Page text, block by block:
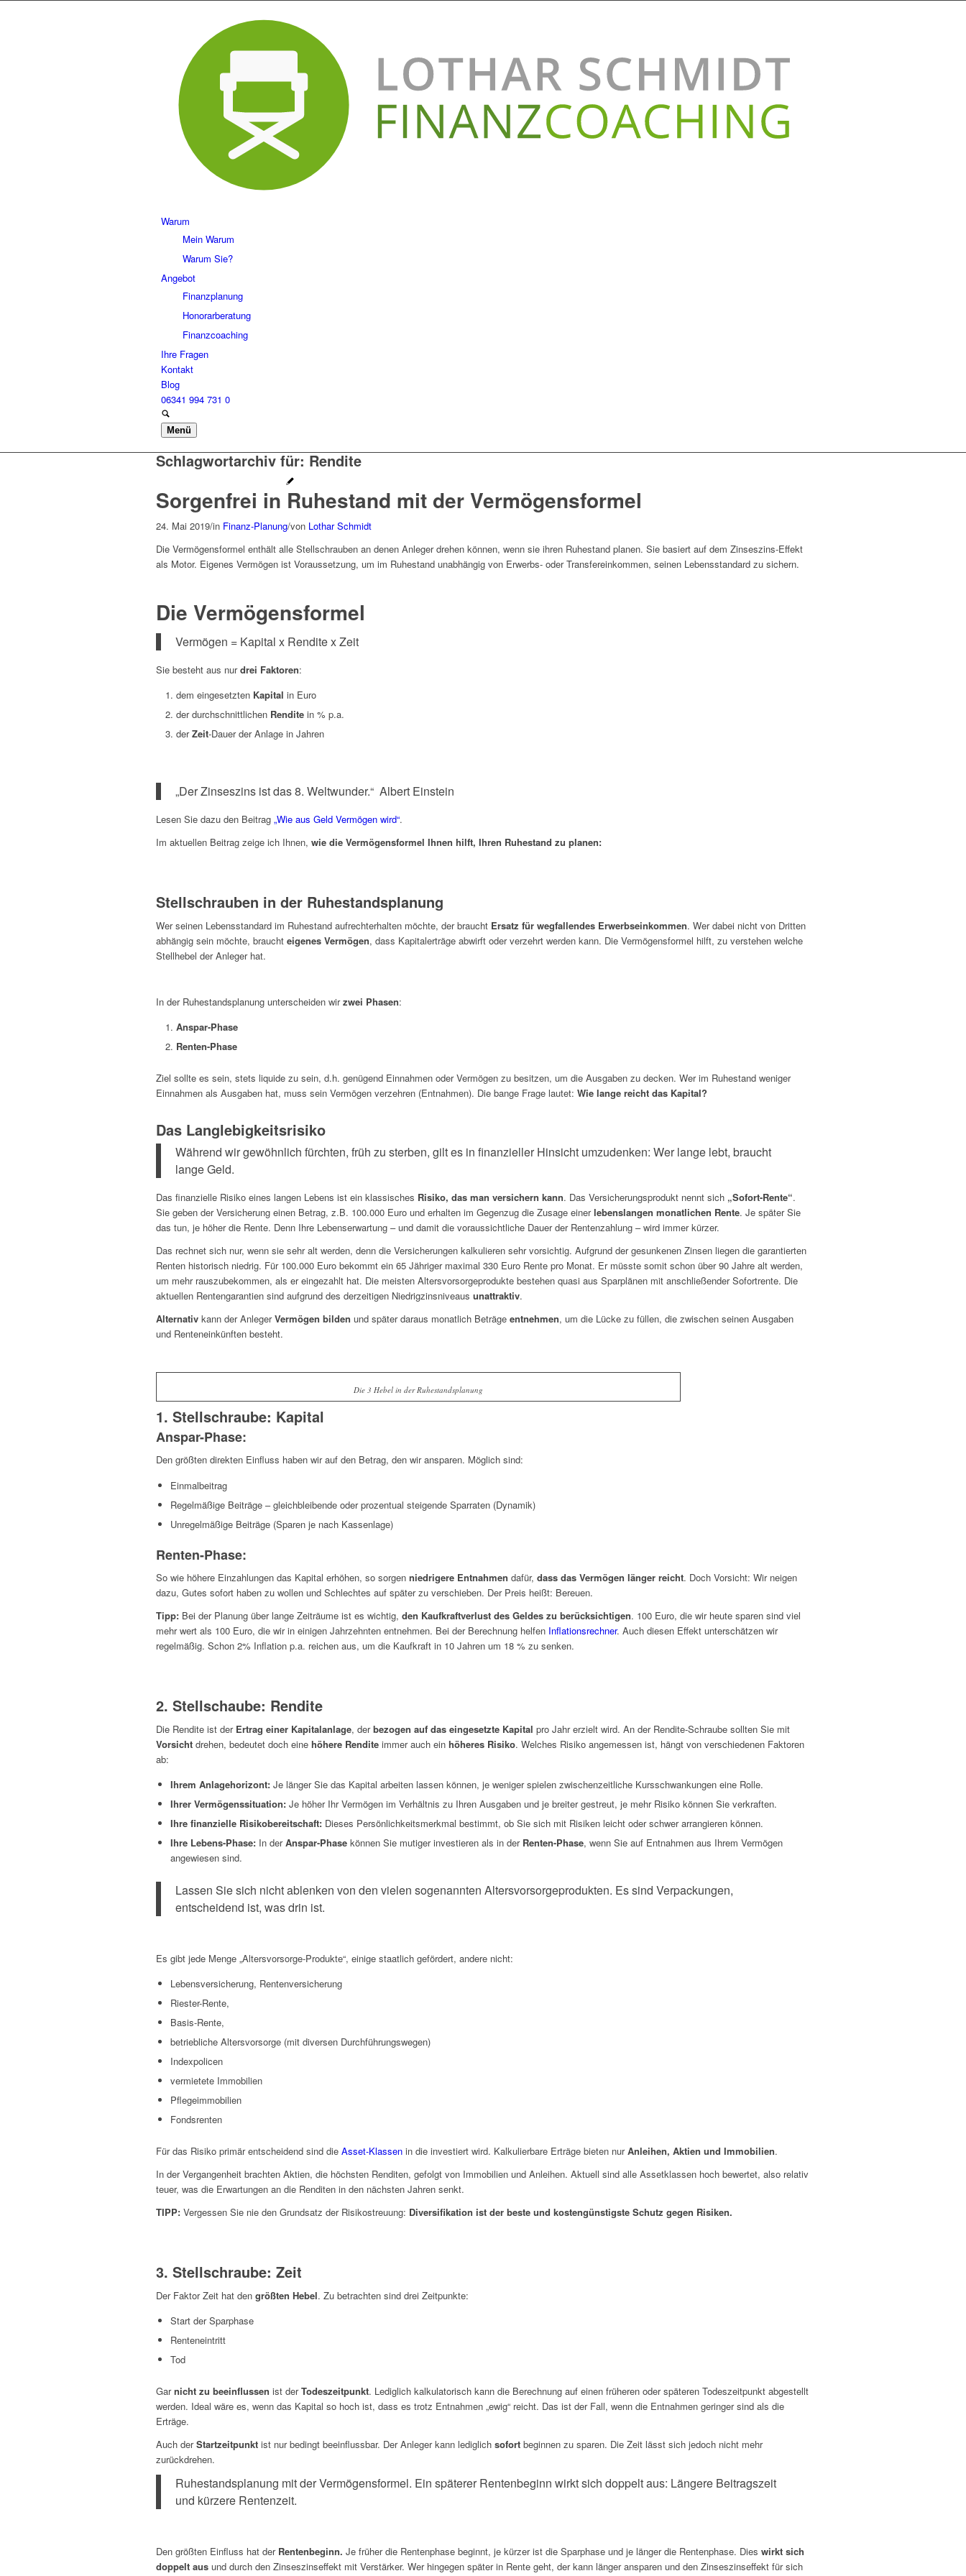
Warum
Mein Warum
Warum Sie?
Angebot
Finanzplanung
Honorarberatung
Finanzcoaching
Ihre Fragen
Kontakt
Blog
06341 994 731 0
Menü
Schlagwortarchiv für: Rendite
Sorgenfrei in Ruhestand mit der Vermögensformel
24. Mai 2019/in Finanz-Planung/von Lothar Schmidt
Die Vermögensformel enthält alle Stellschrauben an denen Anleger drehen können, wenn sie ihren Ruhestand planen. Sie basiert auf dem Zinseszins-Effekt
als Motor. Eigenes Vermögen ist Voraussetzung, um im Ruhestand unabhängig von Erwerbs- oder Transfereinkommen, seinen Lebensstandard zu sichern.
Die Vermögensformel
Vermögen = Kapital x Rendite x Zeit
Sie besteht aus nurdrei Faktoren:
dem eingesetzten Kapital in Euro
der durchschnittlichen Rendite in % p.a.
derZeit-Dauer der Anlage in Jahren
„Der Zinseszins ist das 8. Weltwunder.“ Albert Einstein
Lesen Sie dazu den Beitrag „Wie aus Geld Vermögen wird“.
Im aktuellen Beitrag zeige ich Ihnen, wie die Vermögensformel Ihnen hilft, Ihren Ruhestand zu planen:
Stellschrauben in der Ruhestandsplanung
Wer seinen Lebensstandard im Ruhestand aufrechterhalten möchte, der braucht Ersatz für wegfallendes Erwerbseinkommen. Wer dabei nicht von Dritten
abhängig sein möchte, braucht eigenes Vermögen, dass Kapitalerträge abwirft oder verzehrt werden kann. Die Vermögensformel hilft, zu verstehen welche
Stellhebel der Anleger hat.
In der Ruhestandsplanung unterscheiden wirzwei Phasen:
Anspar-Phase
Renten-Phase
Ziel sollte es sein, stets liquide zu sein, d.h. genügend Einnahmen oder Vermögen zu besitzen, um die Ausgaben zu decken. Wer im Ruhestand weniger
Einnahmen als Ausgaben hat, muss sein Vermögen verzehren (Entnahmen). Die bange Frage lautet: Wie lange reicht das Kapital?
Das Langlebigkeitsrisiko
Während wir gewöhnlich fürchten, früh zu sterben, gilt es in finanzieller Hinsicht umzudenken: Wer lange lebt, braucht
lange Geld.
Das finanzielle Risiko eines langen Lebens ist ein klassisches Risiko, das man versichern kann. Das Versicherungsprodukt nennt sich „Sofort-Rente“.
Sie geben der Versicherung einen Betrag, z.B. 100.000 Euro und erhalten im Gegenzug die Zusage einerlebenslangen monatlichen Rente. Je später Sie
das tun, je höher die Rente. Denn Ihre Lebenserwartung – und damit die voraussichtliche Dauer der Rentenzahlung – wird immer kürzer.
Das rechnet sich nur, wenn sie sehr alt werden, denn die Versicherungen kalkulieren sehr vorsichtig. Aufgrund der gesunkenen Zinsen liegen die garantierten
Renten historisch niedrig. Für 100.000 Euro bekommt ein 65 Jähriger maximal 330 Euro Rente pro Monat. Er müsste somit schon über 90 Jahre alt werden,
um mehr rauszubekommen, als er eingezahlt hat. Die meisten Altersvorsorgeprodukte bestehen quasi aus Sparplänen mit anschließender Sofortrente. Die
aktuellen Rentengarantien sind aufgrund des derzeitigen Niedrigzinsniveaus unattraktiv.
Alternativ kann der AnlegerVermögen bilden und später daraus monatlich Beträge entnehmen, um die Lücke zu füllen, die zwischen seinen Ausgaben
und Renteneinkünften besteht.
Die 3 Hebel in der Ruhestandsplanung
1. Stellschraube: Kapital
Anspar-Phase:
Den größten direkten Einfluss haben wir auf den Betrag, den wir ansparen. Möglich sind:
Einmalbeitrag
Regelmäßige Beiträge – gleichbleibende oder prozentual steigende Sparraten (Dynamik)
Unregelmäßige Beiträge (Sparen je nach Kassenlage)
Renten-Phase:
So wie höhere Einzahlungen das Kapital erhöhen, so sorgen niedrigere Entnahmen dafür, dass das Vermögen länger reicht. Doch Vorsicht: Wir neigen
dazu, Gutes sofort haben zu wollen und Schlechtes auf später zu verschieben. Der Preis heißt: Bereuen.
Tipp: Bei der Planung über lange Zeiträume ist es wichtig, den Kaufkraftverlust des Geldes zu berücksichtigen. 100 Euro, die wir heute sparen sind viel
mehr wert als 100 Euro, die wir in einigen Jahrzehnten entnehmen. Bei der Berechnung helfen Inflationsrechner. Auch diesen Effekt unterschätzen wir
regelmäßig. Schon 2% Inflation p.a. reichen aus, um die Kaufkraft in 10 Jahren um 18 % zu senken.
2. Stellschaube: Rendite
Die Rendite ist der Ertrag einer Kapitalanlage, derbezogen auf das eingesetzte Kapital pro Jahr erzielt wird. An der Rendite-Schraube sollten Sie mit
Vorsicht drehen, bedeutet doch eine höhere Rendite immer auch ein höheres Risiko. Welches Risiko angemessen ist, hängt von verschiedenen Faktoren
ab:
Ihrem Anlagehorizont: Je länger Sie das Kapital arbeiten lassen können, je weniger spielen zwischenzeitliche Kursschwankungen eine Rolle.
Ihrer Vermögenssituation: Je höher Ihr Vermögen im Verhältnis zu Ihren Ausgaben und je breiter gestreut, je mehr Risiko können Sie verkraften.
Ihre finanzielle Risikobereitschaft: Dieses Persönlichkeitsmerkmal bestimmt, ob Sie sich mit Risiken leicht oder schwer arrangieren können.
Ihre Lebens-Phase: In derAnspar-Phase können Sie mutiger investieren als in der Renten-Phase, wenn Sie auf Entnahmen aus Ihrem Vermögen
angewiesen sind.
Lassen Sie sich nicht ablenken von den vielen sogenannten Altersvorsorgeprodukten. Es sind Verpackungen,
entscheidend ist, was drin ist.
Es gibt jede Menge „Altersvorsorge-Produkte“, einige staatlich gefördert, andere nicht:
Lebensversicherung, Rentenversicherung
Riester-Rente,
Basis-Rente,
betriebliche Altersvorsorge (mit diversen Durchführungswegen)
Indexpolicen
vermietete Immobilien
Pflegeimmobilien
Fondsrenten
Für das Risiko primär entscheidend sind die Asset-Klassen in die investiert wird. Kalkulierbare Erträge bieten nurAnleihen, Aktien und Immobilien.
In der Vergangenheit brachten Aktien, die höchsten Renditen, gefolgt von Immobilien und Anleihen. Aktuell sind alle Assetklassen hoch bewertet, also relativ
teuer, was die Erwartungen an die Renditen in den nächsten Jahren senkt.
TIPP: Vergessen Sie nie den Grundsatz der Risikostreuung: Diversifikation ist der beste und kostengünstigste Schutz gegen Risiken.
3. Stellschraube: Zeit
Der Faktor Zeit hat den größten Hebel. Zu betrachten sind drei Zeitpunkte:
Start der Sparphase
Renteneintritt
Tod
Garnicht zu beeinflussen ist derTodeszeitpunkt. Lediglich kalkulatorisch kann die Berechnung auf einen früheren oder späteren Todeszeitpunkt abgestellt
werden. Ideal wäre es, wenn das Kapital so hoch ist, dass es trotz Entnahmen „ewig“ reicht. Das ist der Fall, wenn die Entnahmen geringer sind als die
Erträge.
Auch derStartzeitpunkt ist nur bedingt beeinflussbar. Der Anleger kann lediglich sofort beginnen zu sparen. Die Zeit lässt sich jedoch nicht mehr
zurückdrehen.
Ruhestandsplanung mit der Vermögensformel. Ein späterer Rentenbeginn wirkt sich doppelt aus: Längere Beitragszeit
und kürzere Rentenzeit.
Den größten Einfluss hat der Rentenbeginn. Je früher die Rentenphase beginnt, je kürzer ist die Sparphase und je länger die Rentenphase. Dies wirkt sich
doppelt aus und durch den Zinseszinseffekt mit Verstärker. Wer hingegen später in Rente geht, der kann länger ansparen und den Zinseszinseffekt für sich